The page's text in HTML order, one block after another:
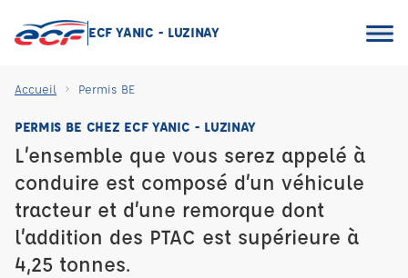
ECF YANIC - LUZINAY
Accueil Permis BE
PERMIS BE CHEZ ECF YANIC - LUZINAY
L’ensemble que vous serez appelé à
conduire est composé d’un véhicule
tracteur et d’une remorque dont
l’addition des PTAC est supérieure à
4,25 tonnes.